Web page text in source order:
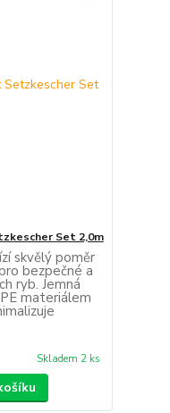
Set 2,0m
skvělý poměr
bezpečné a
ryb. Jemná
materiálem
Skladem 2 ks